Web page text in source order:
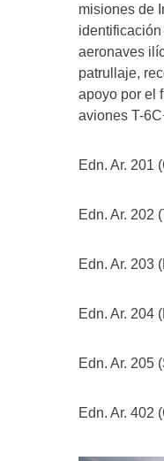
misiones de
aeronaves
patrullaje,
apoyo por el
aviones T-
Edn. Ar. 201
Edn. Ar. 202
Edn. Ar. 203
Edn. Ar. 204
Edn. Ar. 205
Edn. Ar. 402